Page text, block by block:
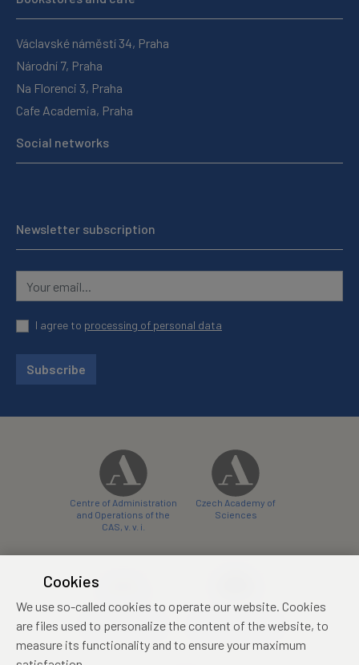
Václavské náměstí 34, Praha
Národní 7, Praha
Na Florenci 3, Praha
Cafe Academia, Praha
Social networks
Newsletter subscription
I agree to processing of personal data
Subscribe
Centre of Administration
and Operations of the
CAS, v. v. i.
Czech Academy of
Sciences
conference centre
konferenční centrum
Cookies
We use so-called cookies to operate our website. Cookies
are files used to personalize the content of the website, to
measure its functionality and to ensure your maximum